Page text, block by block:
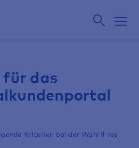
das
Kriterien bei der Wahl Ihres